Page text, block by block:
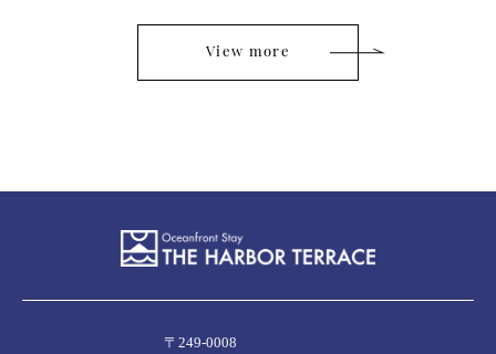
View more
〒249-0008